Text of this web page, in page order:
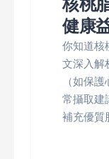
核桃
健康
你知道核
文深入解
（如保
常攝取建
補充優質